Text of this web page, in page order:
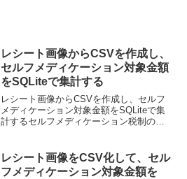
レシート画像からCSVを作成し、
セルフメディケーション対象金額
をSQLiteで集計する
レシート画像からCSVを作成し、セルフ
メディケーション対象金額をSQLiteで集
計するセルフメディケーション税制の対
GeminiやGPTで読み取り、CSV化したう
えでS...
レシート画像をCSV化して、セル
フメディケーション対象金額を